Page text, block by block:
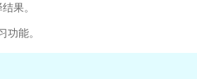
果。
能。